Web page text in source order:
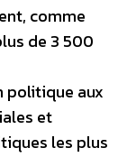
comme
de 3 500
politique aux
et
les plus